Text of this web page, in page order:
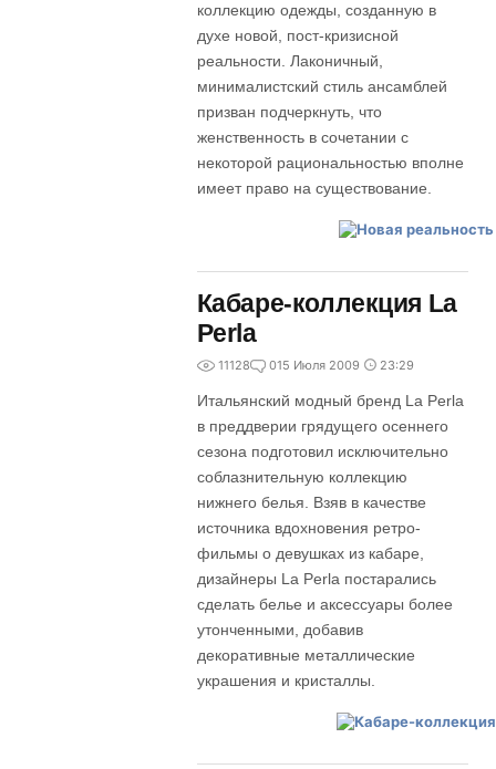
коллекцию одежды, созданную в
духе новой, пост-кризисной
реальности. Лаконичный,
минималистский стиль ансамблей
призван подчеркнуть, что
женственность в сочетании с
некоторой рациональностью вполне
имеет право на существование.
Кабаре-коллекция La
Perla
11128 015 Июля 2009 23:29
Итальянский модный бренд La Perla
в преддверии грядущего осеннего
сезона подготовил исключительно
соблазнительную коллекцию
нижнего белья. Взяв в качестве
источника вдохновения ретро-
фильмы о девушках из кабаре,
дизайнеры La Perla постарались
сделать белье и аксессуары более
утонченными, добавив
декоративные металлические
украшения и кристаллы.